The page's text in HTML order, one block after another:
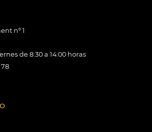
nº 1
de 8:30 a 14:00 horas
78